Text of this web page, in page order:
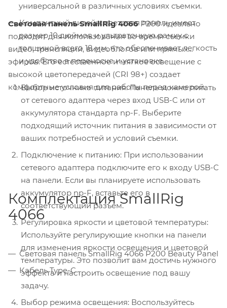
универсальной в различных условиях съемки.
Компактный дизайн: световая панель имеет
размер 10 дюймов и ультратонкую рамку с
толщиной всего 18 мм, что обеспечивает легкость
и удобство в переноске и установке.
Световая панель SmallRig 4066P200 идеально
подходит для использования во время съемки
видео, трансляций, видеоблогов или прямых
эфиров. Его естественное и мягкое освещение с
высокой цветопередачей (CRI 98+) создает
комфортные условия для работы перед камерой.
Выбор источника питания: Панель можно питать
от сетевого адаптера через вход USB-C или от
аккумулятора стандарта np-F. Выберите
подходящий источник питания в зависимости от
ваших потребностей и условий съемки.
Подключение к питанию: При использовании
сетевого адаптера подключите его к входу USB-C
на панели. Если вы планируете использовать
аккумулятор np-F, вставьте его в
соответствующий разъем.
Регулировка яркости и цветовой температуры:
Используйте регулирующие кнопки на панели
для изменения яркости освещения и цветовой
температуры. Это позволит вам достичь нужного
эффекта и настроить освещение под вашу
задачу.
Выбор режима освещения: Воспользуйтесь
Комплектация SmallRig
4066
Световая панель SmallRig 4066 P200 Beauty Panel
Кабель Type-C